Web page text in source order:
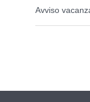
Avviso